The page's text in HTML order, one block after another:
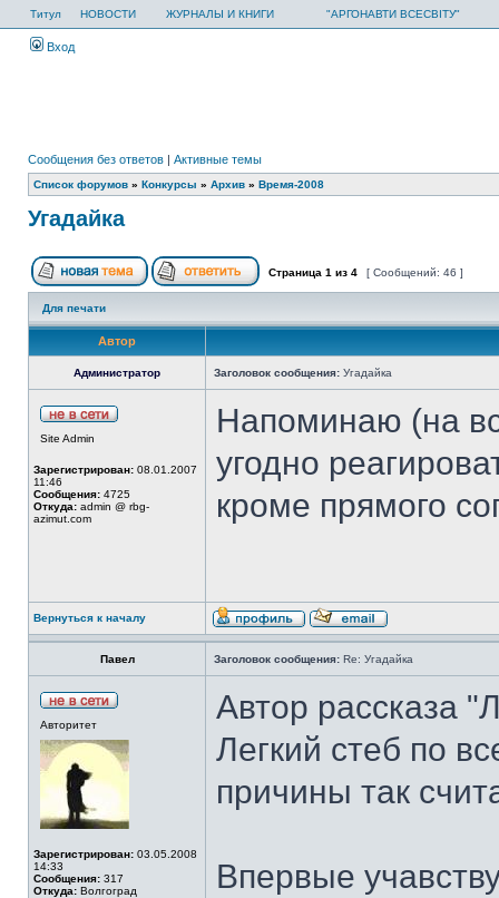
Титул НОВОСТИ ЖУРНАЛЫ И КНИГИ "АРГОНАВТИ ВСЕСВІТУ"
Вход
Сообщения без ответов | Активные темы
Список форумов » Конкурсы » Архив » Время-2008
Угадайка
Страница 1 из 4 [ Сообщений: 46 ]
Для печати
Автор
Администратор Заголовок сообщения: Угадайка
Site Admin
Зарегистрирован: 08.01.2007
11:46
Сообщения: 4725
Откуда: admin @ rbg-
azimut.com
Напоминаю (на
угодно
кроме прямого
Вернуться к началу
Павел Заголовок сообщения: Re: Угадайка
Авторитет
Зарегистрирован: 03.05.2008
14:33
Сообщения: 317
Откуда: Волгоград
Автор рассказа
Легкий стеб по
причины так
Впервые